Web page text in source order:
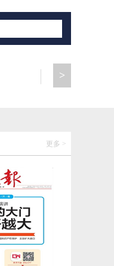
>
更多 >
试明日开考！温
和平协议
县城凭啥能接